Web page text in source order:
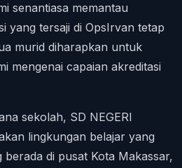
senantiasa memantau
yang tersaji di OpsIrvan tetap
murid diharapkan untuk
mengenai capaian akreditasi
sekolah, SD NEGERI
lingkungan belajar yang
di pusat Kota Makassar,